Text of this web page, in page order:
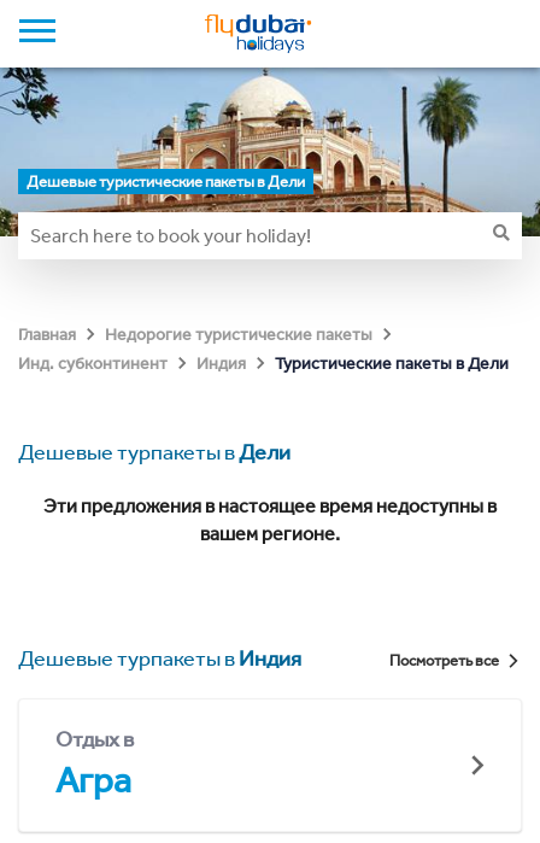
Дешевые туристические пакеты в Дели
Главная
Недорогие туристические пакеты
Инд. субконтинент
Индия Туристические пакеты в Дели
Дешевые турпакеты вДели
Эти предложения в настоящее время недоступны в
вашем регионе.
Дешевые турпакеты вИндия Посмотреть все
Отдых в
Агра